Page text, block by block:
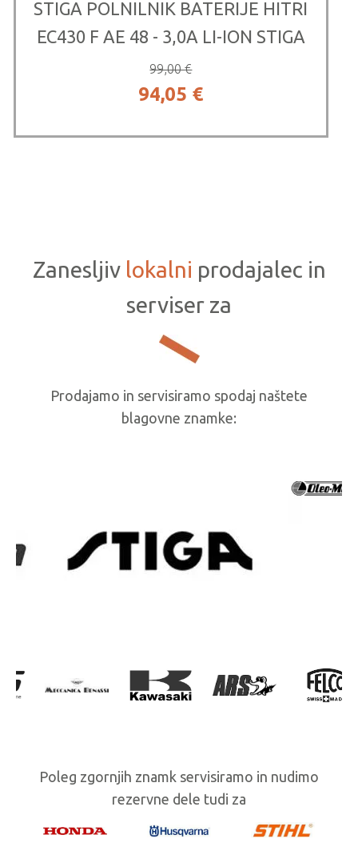
STIGA POLNILNIK BATERIJE HITRI
EC430 F AE 48 - 3,0A LI-ION STIGA
99,00€
Izvirna
94,05 €Trenutna
Zanesljiv lokalni prodajalec in
serviser za
Prodajamo in servisiramo spodaj naštete
blagovne znamke:
Poleg zgornjih znamk servisiramo in nudimo
rezervne dele tudi za